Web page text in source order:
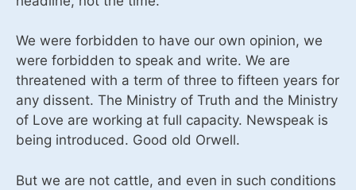
We were forbidden to have our own opinion, we
were forbidden to speak and write. We are
threatened with a term of three to fifteen years for
any dissent. The Ministry of Truth and the Ministry
of Love are working at full capacity. Newspeak is
being introduced. Good old Orwell.
But we are not cattle, and even in such conditions